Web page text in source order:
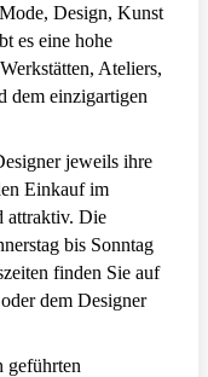
Design, Kunst
es eine hohe
Ateliers,
dem einzigartigen
jeweils ihre
Einkauf im
attraktiv. Die
bis Sonntag
finden Sie auf
dem Designer
geführten